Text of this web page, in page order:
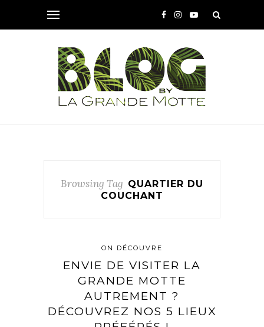
Browsing Tag QUARTIER DU
COUCHANT
ON DÉCOUVRE
ENVIE DE VISITER LA
GRANDE MOTTE
AUTREMENT ?
DÉCOUVREZ NOS 5 LIEUX